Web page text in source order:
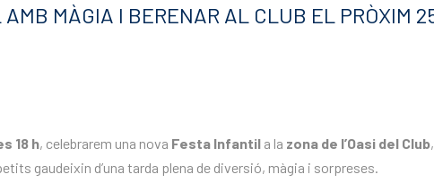
MÀGIA I BERENAR AL CLUB EL PRÒXIM
18 h, celebrarem una nova Festa Infantil a la zona de l’Oasi del Club
gaudeixin d’una tarda plena de diversió, màgia i sorpreses.